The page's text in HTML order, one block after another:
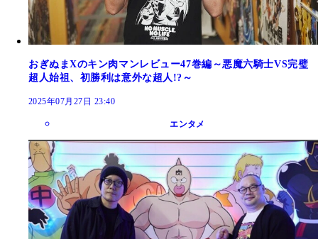
おぎぬまXのキン肉マンレビュー47巻編～悪魔六騎士VS完璧
超人始祖、初勝利は意外な超人!?～
2025年07月27日 23:40
エンタメ